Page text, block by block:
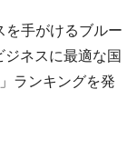
を手がけるブルー
ネスに最適な国
ランキングを発